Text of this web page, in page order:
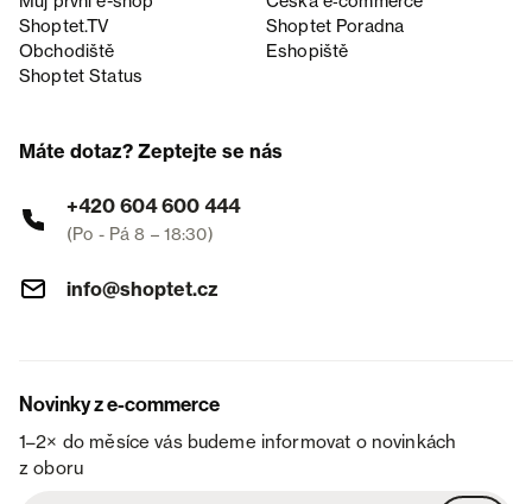
Shoptet.TV
Shoptet Poradna
Obchodiště
Eshopiště
Shoptet Status
Máte dotaz? Zeptejte se nás
+420 604 600 444
(Po - Pá 8 – 18:30)
info@shoptet.cz
Novinky z e-commerce
1–2× do měsíce vás budeme informovat o novinkách
z oboru